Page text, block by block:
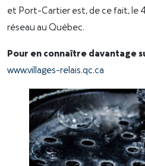
et Port-Cartier est, de ce fait, le
réseau au Québec.
Pour en connaître davantage
www.villages-relais.qc.ca